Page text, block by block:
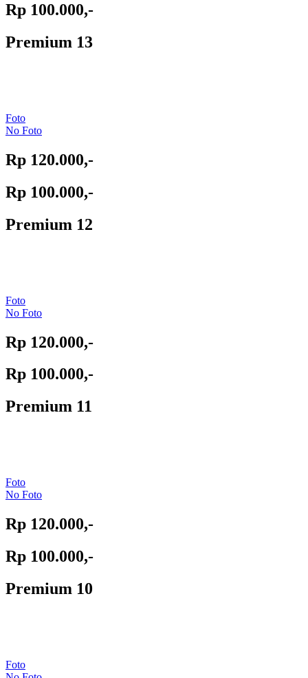
Rp 100.000,-
Premium 13
Foto
No Foto
Rp 120.000,-
Rp 100.000,-
Premium 12
Foto
No Foto
Rp 120.000,-
Rp 100.000,-
Premium 11
Foto
No Foto
Rp 120.000,-
Rp 100.000,-
Premium 10
Foto